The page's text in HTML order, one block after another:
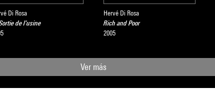
Di Rosa
de l’usine
Hervé Di Rosa
Rich and Poor
2005
Ver más